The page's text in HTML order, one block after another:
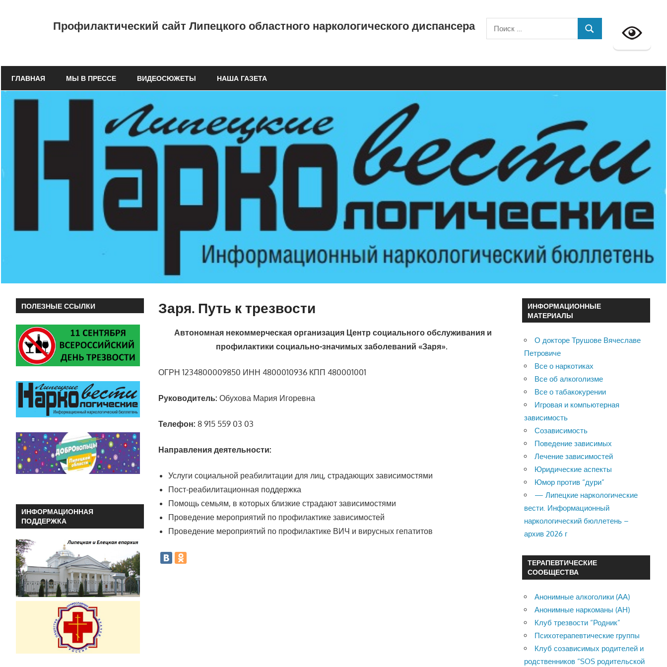
Профилактический
ГУЗ
"Липецкий
наркологический
Поиск
для:
ПОИСК
Профилактический сайт Липецкого областного наркологического диспансера
ГЛАВНАЯ МЫ В ПРЕССЕ ВИДЕОСЮЖЕТЫ НАША ГАЗЕТА
Заря. Путь к трезвости
Автономная некоммерческая организация Центр социального обслуживания и
профилактики социально-значимых заболеваний «Заря».
ОГРН 1234800009850 ИНН 4800010936 КПП 480001001
Руководитель: Обухова Мария Игоревна
Телефон: 8 915 559 03 03
Направления деятельности:
Услуги социальной реабилитации для лиц, страдающих зависимостями
Пост-реабилитационная поддержка
Помощь семьям, в которых близкие страдают зависимостями
Проведение мероприятий по профилактике зависимостей
Проведение мероприятий по профилактике ВИЧ и вирусных гепатитов
ПОЛЕЗНЫЕ ССЫЛКИ
ИНФОРМАЦИОННАЯ
ПОДДЕРЖКА
ИНФОРМАЦИОННЫЕ
МАТЕРИАЛЫ
О докторе Трушове Вячеславе
Петровиче
Все о наркотиках
Все об алкоголизме
Все о табакокурении
Игровая и компьютерная
зависимость
Созависимость
Поведение зависимых
Лечение зависимостей
Юридические аспекты
Юмор против “дури”
— Липецкие наркологические
вести. Информационный
наркологический бюллетень –
архив 2026 г
ТЕРАПЕВТИЧЕСКИЕ
СООБЩЕСТВА
Анонимные алкоголики (АА)
Анонимные наркоманы (АН)
Клуб трезвости “Родник”
Психотерапевтические группы
Клуб созависимых родителей и
родственников “SOS родительской